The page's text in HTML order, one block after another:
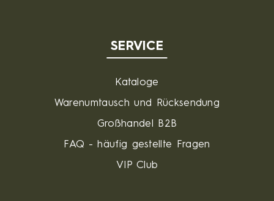
SERVICE
Kataloge
Warenumtausch und Rücksendung
Großhandel B2B
FAQ - häufig gestellte Fragen
VIP Club